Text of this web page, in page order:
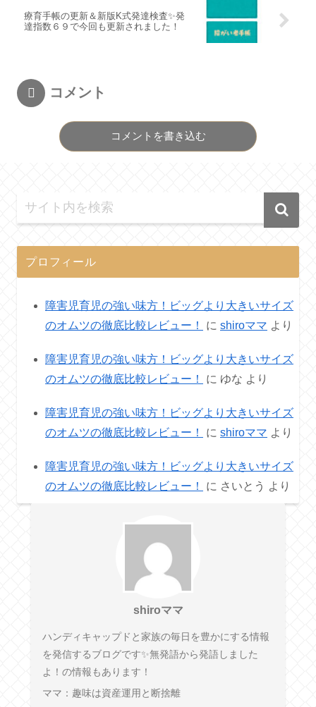
療育手帳の更新＆新版K式発達検査✨発
達指数６９で今回も更新されました！
コメント
コメントを書き込む
プロフィール
障害児育児の強い味方！ビッグより大きいサイズ
のオムツの徹底比較レビュー！
に shiroママ より
障害児育児の強い味方！ビッグより大きいサイズ
のオムツの徹底比較レビュー！
に ゆな より
障害児育児の強い味方！ビッグより大きいサイズ
のオムツの徹底比較レビュー！
に shiroママ より
障害児育児の強い味方！ビッグより大きいサイズ
のオムツの徹底比較レビュー！
に さいとう より
shiroママ
ハンディキャップドと家族の毎日を豊かにする情報
を発信するブログです✨無発語から発語しました
よ！の情報もあります！
ママ：趣味は資産運用と断捨離